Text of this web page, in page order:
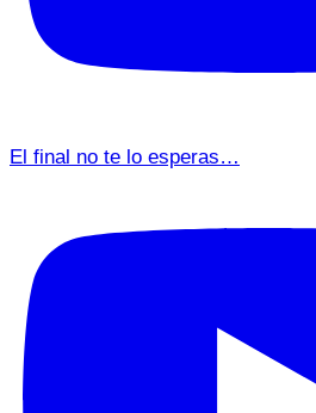
El final no te lo esperas…